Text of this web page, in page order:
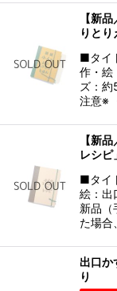
【新
りと
■タイ
作・
ズ：
注意※
【新
レシ
■タイ
絵：出
新品（
た場合
出口
り